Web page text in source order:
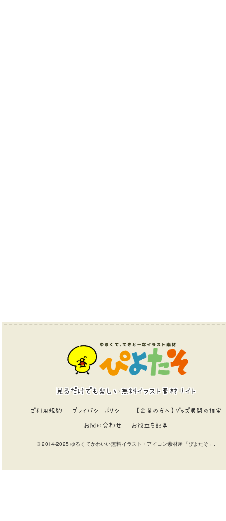
見るだけでも楽しい無料イラスト素材サイト
ご利用規約 プライバシーポリシー 【企業の方へ】グッズ展開の提案
お問い合わせ お役立ち記事
© 2014-2025 ゆるくてかわいい無料イラスト・アイコン素材屋「ぴよたそ」.